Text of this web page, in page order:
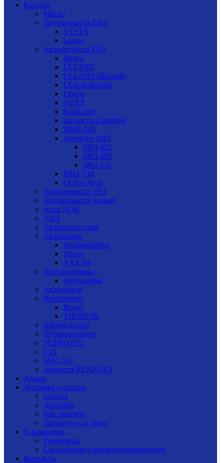
Каталог
Масло
Автозапчасти ВАЗ
VESTA
Largus
Автозапчасти ГАЗ
Волга
ГАЗ-3307
ГАЗ-3310 (Валдай)
ГАЗель-Бизнес
Газель
NEXT
Крайслер
Запчасти Cummins
ММЗ-245
Запчасти ЗМЗ
ЗМЗ 402
ЗМЗ 406
ЗМЗ 511
ЯМЗ-534
ГАЗон Next
Автозапчасти УАЗ
Автозапчасти Renault
Isuzu NQR
УМЗ
Автоаксессуары
Автохимия
Незамерзайка
Тосол
AXIOM
Автоэлектрика
Автолампы
Автостекло
Инструмент
Berger
THORVIK
Шины/Диски
Шумоизоляция
SUPROTEC
G21
МАСЛА
Запчасти RENAULT
Акции
Доставка и оплата
Оплата
Доставка
Как заказать
Запчасти под заказ
О компании
Реквизиты
Соглашение о конфиденциальности
Контакты